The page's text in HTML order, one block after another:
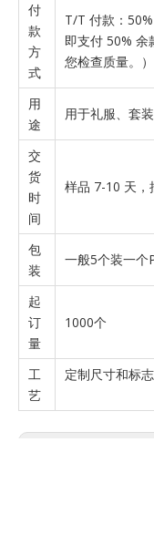
付
款
方
式
T/T 付款：
即支付 50% 余
您检查质量。）
用
途
用于礼服、套
交
货
时
间
样品 7-10 天，
包
装
一般5个装一个
起
订
量
1000个
工
艺
定制尺寸和标